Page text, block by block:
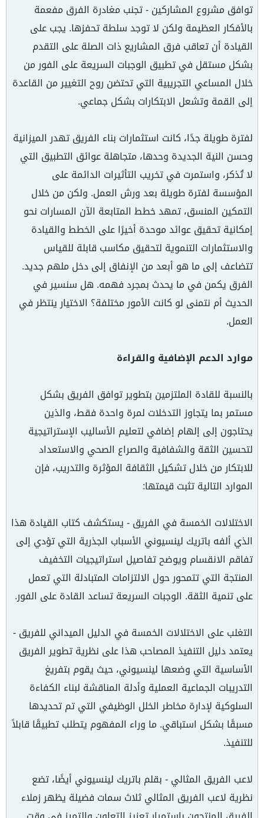
توافق مشروع المشاركين - تجنب مغادرة الفرق مفعمة
بالأفكار العظيمة ولكن لا توجد سلطة تحفزها. يجب على
القيادة أن تعاقب فرق المشاريع ذات الصلة على التقدم
بشكل مستقل في تطبيق الوجبات السريعة على الفور من
خلال المساعي التجريبية التي تحتضن روح التغيير من القاعدة
إلى القمة وتشعل الابتكارات بشكل جماعي.
لفترة طويلة جدًا، كانت استثمارات بناء الفريق تهدر الميزانية
وحسن النية الجديدة وحدها، متجاهلة عوائق التطبيق التي
لا تُذكر، واستمرت في تخريب التأثيرات الدائمة على
المؤسسة لفترة طويلة بعد ورش العمل. ولكن من خلال
التمكين المنسق، تمهد خطط المتابعة الآن المسارات نحو
إمكانية تحقيق عوائد موحدة أخيرًا على الخطط والقيادة
والاستثمارات التنموية لتحقيق مكاسب قابلة للقياس
تتضاعف إلى ما هو أبعد من الإنفاق إلى دخل ملهم جديد.
الفرق يكمن في ما يحدث بمجرد فهمه. هل سنسير في
الحديث أم نتمنى لو كانت الأمور مختلفة؟ الاختيار ينتظر في
العمل.
موارد الدعم الإضافية والقراءة
بالنسبة للقادة الملتزمين بتطوير توافق الفريق بشكل
مستمر بما يتجاوز التدخلات لمرة واحدة فقط، والذين
يحتاجون إلى إلهام إضافي لتعليم الأساليب الإستراتيجية
لتحسين الثقة والشفافية والصراع الصحي والاستعداد
للابتكار من خلال تشكيل الثقافة المؤثرة والتدريب، فإن
الموارد التالية تثبت قيمتها:
الاختلالات الخمسة في الفريق - يستكشف كتاب القيادة هذا
الذي ألفه باتريك لينسيوني الأسباب الجذرية التي تؤدي إلى
تفاقم الانقسام ويوضح تفاصيل استراتيجيات التخفيف
المنتجة التي تتمحور حول الالتزامات المتبادلة التي تعمل
على تنمية الثقة. الوجبات السريعة تساعد القادة على الفور.
التغلب على الاختلالات الخمسة في الدليل الميداني للفريق -
يعتمد دليل التنفيذ المصاحب هذا على نظرية تطوير الفريق
الأساسية التي وضعها لينسيوني، حيث يقوم بتفريغ
التدريبات الجماعية العملية وأدلة المناقشة لبناء الكفاءة
السلوكية لإدارة مخاطر الخلل الوظيفي التي تم تحديدها
مسبقًا بشكل استباقي. ما وراء المفهوم يتطلب تطبيقًا قابلاً
للتنفيذ.
لاعب الفريق المثالي - بقلم باتريك لينسيوني أيضًا، تضع
نظرية لاعب الفريق المثالي ثلاث سمات فضيلة يظهر زملاء